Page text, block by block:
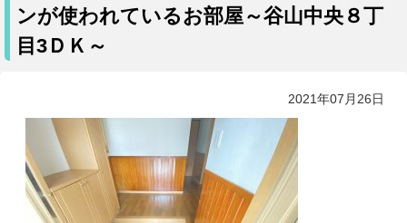
ンが使われているお部屋～谷山中央８丁
目3ＤＫ～
2021年07月26日